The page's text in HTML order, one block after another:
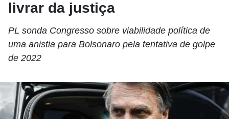
livrar da justiça
PL sonda Congresso sobre viabilidade política de
uma anistia para Bolsonaro pela tentativa de golpe
de 2022